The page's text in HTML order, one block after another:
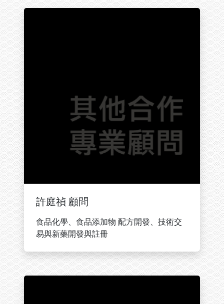
許庭禎 顧問
食品化學、食品添加物 配方開發、技術交
易與新藥開發與註冊